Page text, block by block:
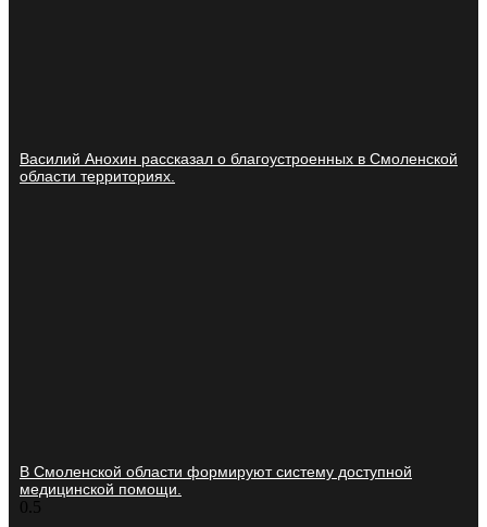
Василий Анохин рассказал о благоустроенных в Смоленской
области территориях.
В Смоленской области формируют систему доступной
медицинской помощи.